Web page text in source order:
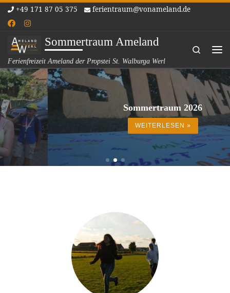
Zum Inhalt springen
+49 171 87 05 375 ferientraum@vonameland.de
Sommertraum Ameland
Ferienfreizeit Ameland der Propstei St. Walburga Werl
Search
Sommertraum 2026
WEITERLESEN »